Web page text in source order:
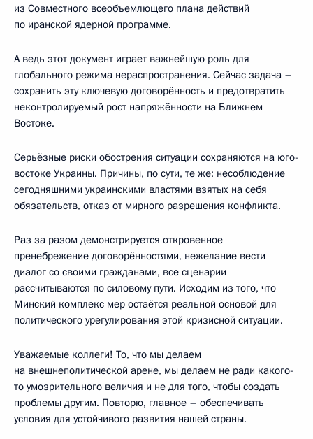
из Совместного всеобъемлющего плана действий
по иранской ядерной программе.
А ведь этот документ играет важнейшую роль для
глобального режима нераспространения. Сейчас задача –
сохранить эту ключевую договорённость и предотвратить
неконтролируемый рост напряжённости на Ближнем
Востоке.
Серьёзные риски обострения ситуации сохраняются на юго-
востоке Украины. Причины, по сути, те же: несоблюдение
сегодняшними украинскими властями взятых на себя
обязательств, отказ от мирного разрешения конфликта.
Раз за разом демонстрируется откровенное
пренебрежение договорённостями, нежелание вести
диалог со своими гражданами, все сценарии
рассчитываются по силовому пути. Исходим из того, что
Минский комплекс мер остаётся реальной основой для
политического урегулирования этой кризисной ситуации.
Уважаемые коллеги! То, что мы делаем
на внешнеполитической арене, мы делаем не ради какого-
то умозрительного величия и не для того, чтобы создать
проблемы другим. Повторю, главное – обеспечивать
условия для устойчивого развития нашей страны.